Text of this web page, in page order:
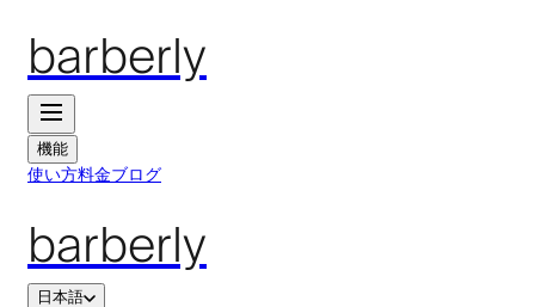
barberly
機能
使い方料金ブログ
barberly
日本語